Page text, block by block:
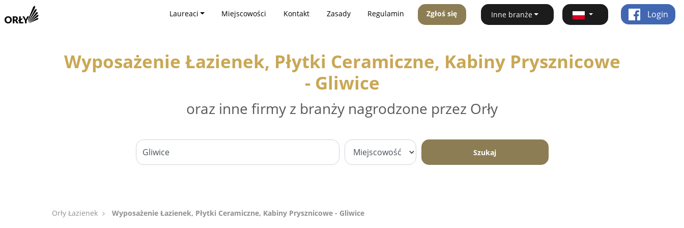
Laureaci Miejscowości Kontakt Zasady Regulamin Zgłoś się Inne branże Login
Wyposażenie Łazienek, Płytki Ceramiczne, Kabiny Prysznicowe
- Gliwice
oraz inne firmy z branży nagrodzone przez Orły
Szukaj
Orły Łazienek Wyposażenie Łazienek, Płytki Ceramiczne, Kabiny Prysznicowe - Gliwice